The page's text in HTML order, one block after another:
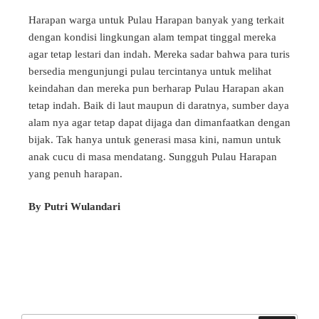
Harapan warga untuk Pulau Harapan banyak yang terkait
dengan kondisi lingkungan alam tempat tinggal mereka
agar tetap lestari dan indah. Mereka sadar bahwa para turis
bersedia mengunjungi pulau tercintanya untuk melihat
keindahan dan mereka pun berharap Pulau Harapan akan
tetap indah. Baik di laut maupun di daratnya, sumber daya
alam nya agar tetap dapat dijaga dan dimanfaatkan dengan
bijak. Tak hanya untuk generasi masa kini, namun untuk
anak cucu di masa mendatang. Sungguh Pulau Harapan
yang penuh harapan.
By Putri Wulandari